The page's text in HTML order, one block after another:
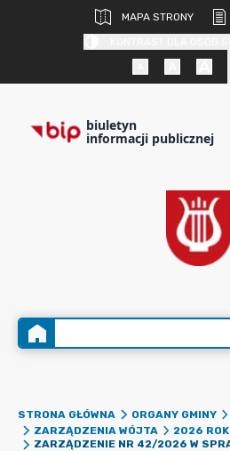
MAPA STRONY
biuletyn
informacji publicznej
STRONA GŁÓWNA ORGANY GMINY
ZARZĄDZENIA WÓJTA
2026 ROK